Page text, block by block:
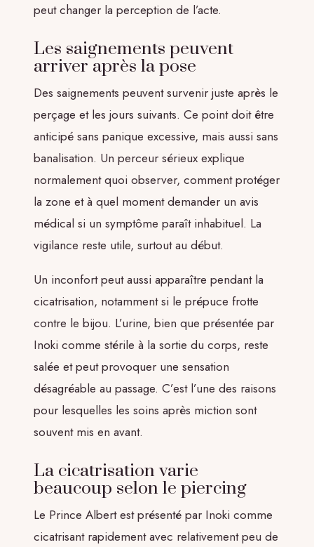
peut changer la perception de l’acte.
Les saignements peuvent
arriver après la pose
Des saignements peuvent survenir juste après le
perçage et les jours suivants. Ce point doit être
anticipé sans panique excessive, mais aussi sans
banalisation. Un perceur sérieux explique
normalement quoi observer, comment protéger
la zone et à quel moment demander un avis
médical si un symptôme paraît inhabituel. La
vigilance reste utile, surtout au début.
Un inconfort peut aussi apparaître pendant la
cicatrisation, notamment si le prépuce frotte
contre le bijou. L’urine, bien que présentée par
Inoki comme stérile à la sortie du corps, reste
salée et peut provoquer une sensation
désagréable au passage. C’est l’une des raisons
pour lesquelles les soins après miction sont
souvent mis en avant.
La cicatrisation varie
beaucoup selon le piercing
Le Prince Albert est présenté par Inoki comme
cicatrisant rapidement avec relativement peu de